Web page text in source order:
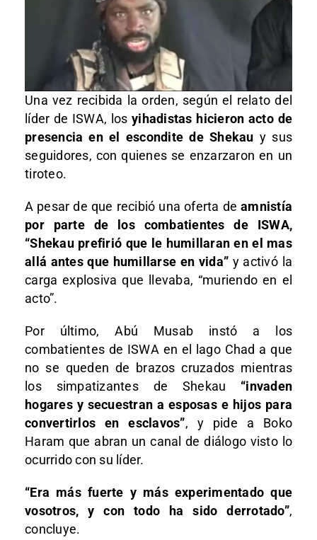
Una vez recibida la orden, según el relato del
líder de ISWA, losyihadistas hicieron acto de
presencia en el escondite de Shekau y sus
seguidores, con quienes se enzarzaron en un
tiroteo.
A pesar de que recibió una oferta de amnistía
por parte de los combatientes de ISWA,
“Shekau prefirió que le humillaran en el mas
allá antes que humillarse en vida” y activó la
carga explosiva que llevaba, “muriendo en el
acto”.
Por último, Abú Musab instó a los
combatientes de ISWA en el lago Chad a que
no se queden de brazos cruzados mientras
los simpatizantes de Shekau “invaden
hogares y secuestran a esposas e hijos para
convertirlos en esclavos”, y pide a Boko
Haram que abran un canal de diálogo visto lo
ocurrido con su líder.
“Era más fuerte y más experimentado que
vosotros, y con todo ha sido derrotado”,
concluye.